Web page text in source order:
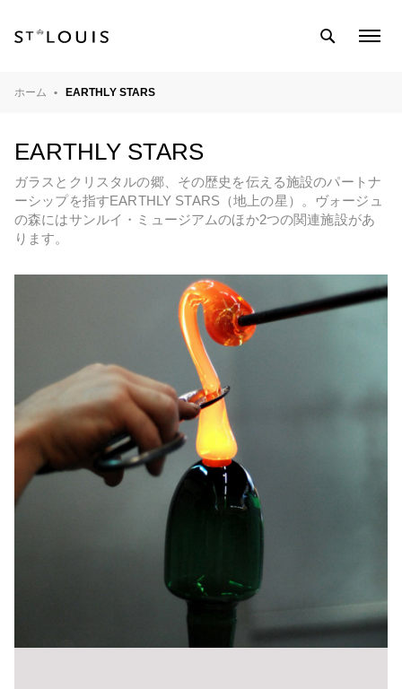
テーブルウェア
インテリアオブジェ
ライティング
クリスタル工房
SEARCH
ホーム EARTHLY STARS
EARTHLY STARS
ガラスとクリスタルの郷、その歴史を伝える施設のパートナ
ーシップを指すEARTHLY STARS（地上の星）。ヴォージュ
の森にはサンルイ・ミュージアムのほか2つの関連施設があ
ります。